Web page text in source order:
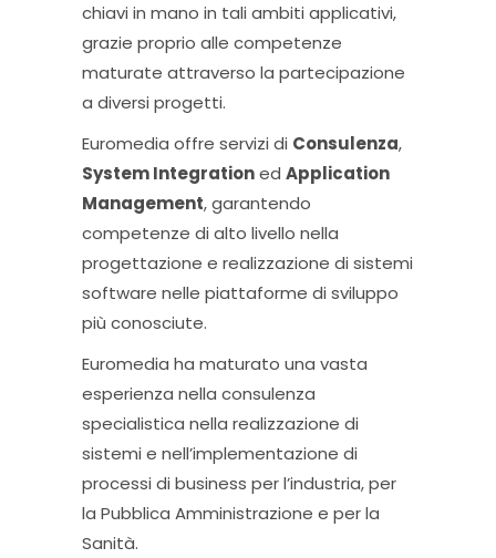
chiavi in mano in tali ambiti applicativi,
grazie proprio alle competenze
maturate attraverso la partecipazione
a diversi progetti.
Euromedia offre servizi di Consulenza,
System Integrationed Application
Management, garantendo
competenze di alto livello nella
progettazione e realizzazione di sistemi
software nelle piattaforme di sviluppo
più conosciute.
Euromedia ha maturato una vasta
esperienza nella consulenza
specialistica nella realizzazione di
sistemi e nell’implementazione di
processi di business per l’industria, per
la Pubblica Amministrazione e per la
Sanità.